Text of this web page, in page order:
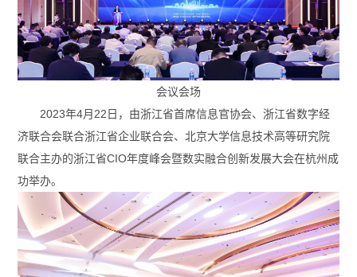
会议会场
2023年4月22日，由浙江省首席信息官协会、浙江省数字经
济联合会联合浙江省企业联合会、北京大学信息技术高等研究院
联合主办的浙江省CIO年度峰会暨数实融合创新发展大会在杭州成
功举办。